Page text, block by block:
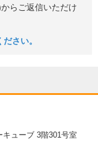
らご返信いただけ
さい。
ューブ 3階301号室